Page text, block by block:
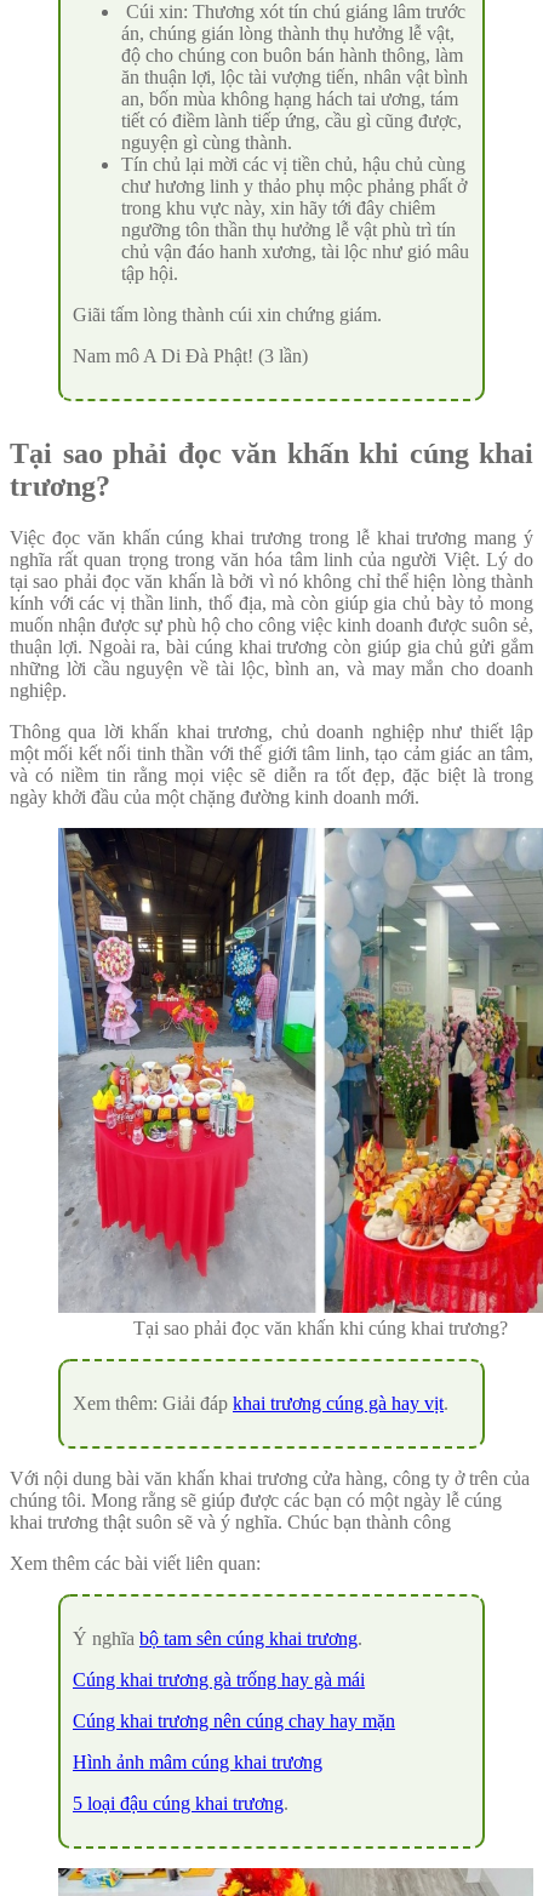
Cúi xin: Thương xót tín chú giáng lâm trước
án, chúng gián lòng thành thụ hưởng lễ vật,
độ cho chúng con buôn bán hành thông, làm
ăn thuận lợi, lộc tài vượng tiến, nhân vật bình
an, bốn mùa không hạng hách tai ương, tám
tiết có điềm lành tiếp ứng, cầu gì cũng được,
nguyện gì cùng thành.
Tín chủ lại mời các vị tiền chủ, hậu chủ cùng
chư hương linh y thảo phụ mộc phảng phất ở
trong khu vực này, xin hãy tới đây chiêm
ngưỡng tôn thần thụ hưởng lễ vật phù trì tín
chủ vận đáo hanh xương, tài lộc như gió mâu
tập hội.
Giãi tấm lòng thành cúi xin chứng giám.
Nam mô A Di Đà Phật! (3 lần)
Tại sao phải đọc văn khấn khi cúng khai
trương?
Việc đọc văn khấn cúng khai trương trong lễ khai trương mang ý
nghĩa rất quan trọng trong văn hóa tâm linh của người Việt. Lý do
tại sao phải đọc văn khấn là bởi vì nó không chỉ thể hiện lòng thành
kính với các vị thần linh, thổ địa, mà còn giúp gia chủ bày tỏ mong
muốn nhận được sự phù hộ cho công việc kinh doanh được suôn sẻ,
thuận lợi. Ngoài ra, bài cúng khai trương còn giúp gia chủ gửi gắm
những lời cầu nguyện về tài lộc, bình an, và may mắn cho doanh
nghiệp.
Thông qua lời khấn khai trương, chủ doanh nghiệp như thiết lập
một mối kết nối tinh thần với thế giới tâm linh, tạo cảm giác an tâm,
và có niềm tin rằng mọi việc sẽ diễn ra tốt đẹp, đặc biệt là trong
ngày khởi đầu của một chặng đường kinh doanh mới.
Tại sao phải đọc văn khấn khi cúng khai trương?
Xem thêm: Giải đáp khai trương cúng gà hay vịt.
Với nội dung bài văn khấn khai trương cửa hàng, công ty ở trên của
chúng tôi. Mong rằng sẽ giúp được các bạn có một ngày lễ cúng
khai trương thật suôn sẽ và ý nghĩa. Chúc bạn thành công
Xem thêm các bài viết liên quan:
Ý nghĩa bộ tam sên cúng khai trương.
Cúng khai trương gà trống hay gà mái
Cúng khai trương nên cúng chay hay mặn
Hình ảnh mâm cúng khai trương
5 loại đậu cúng khai trương.